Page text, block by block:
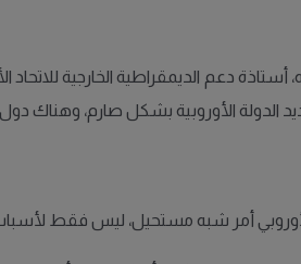
دعم الديمقراطية الخارجية
الدولة الأوروبية بشكل صارم، وهناك
أمر شبه مستحيل، ليس فقط